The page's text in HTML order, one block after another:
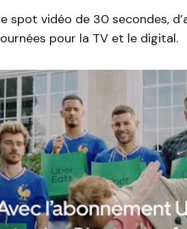
spot vidéo de 30 secondes,
pour la TV et le digital.